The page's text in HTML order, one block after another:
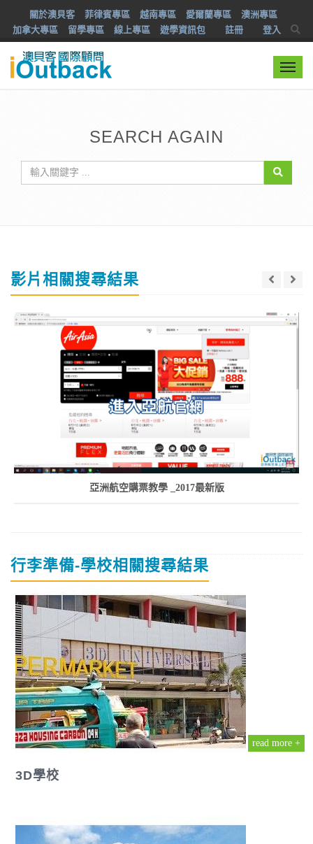
關於澳貝客 菲律賓專區 越南專區 愛爾蘭專區
澳洲專區
加拿大專區
留學專區 線上專區 遊學資訊包 註冊 登入
SEARCH AGAIN
影片相關搜尋結果
亞洲航空購票教學 _2017最新版
行李準備-學校相關搜尋結果
read more +
3D學校